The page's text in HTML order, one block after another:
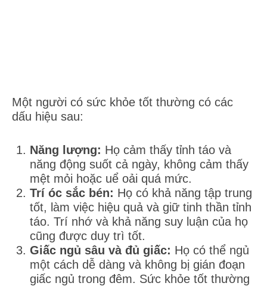
Một người có sức khỏe tốt thường có các
dấu hiệu sau:
Năng lượng: Họ cảm thấy tỉnh táo và
năng động suốt cả ngày, không cảm thấy
mệt mỏi hoặc uể oải quá mức.
Trí óc sắc bén: Họ có khả năng tập trung
tốt, làm việc hiệu quả và giữ tinh thần tỉnh
táo. Trí nhớ và khả năng suy luận của họ
cũng được duy trì tốt.
Giấc ngủ sâu và đủ giấc: Họ có thể ngủ
một cách dễ dàng và không bị gián đoạn
giấc ngủ trong đêm. Sức khỏe tốt thường